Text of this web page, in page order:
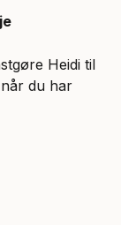
Heidi til
du har